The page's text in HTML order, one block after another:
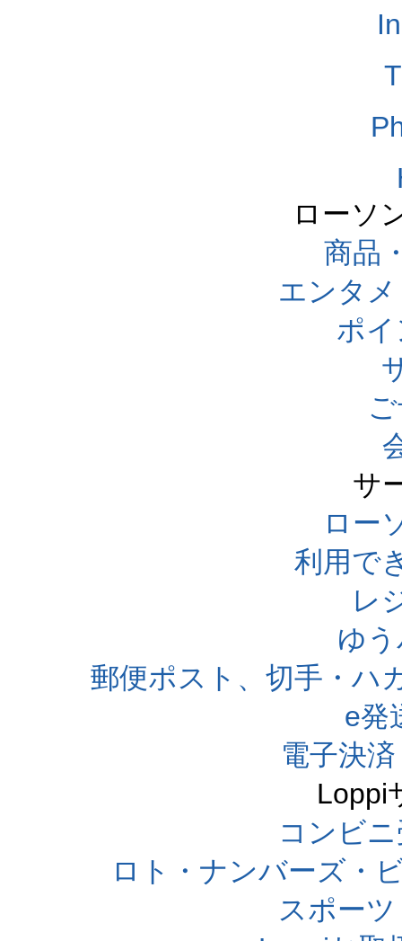
ローソ
商品
エンタ
ポ
サ
ロー
利用で
レ
ゆ
郵便ポスト、切手・ハ
e発
電子決
Loppi
コンビ
ロト・ナンバーズ・
スポー